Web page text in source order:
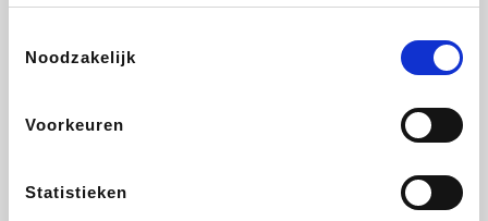
Noodzakelijk
Voorkeuren
Statistieken
Lufthansa
CheapTickets.be DeubaXXL